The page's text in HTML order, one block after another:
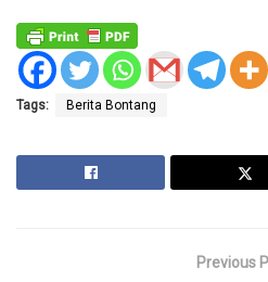
Tags: Berita Bontang
Previous